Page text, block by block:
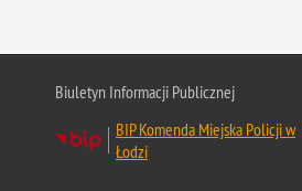
Biuletyn Informacji Publicznej
BIP Komenda Miejska Policji w
Łodzi